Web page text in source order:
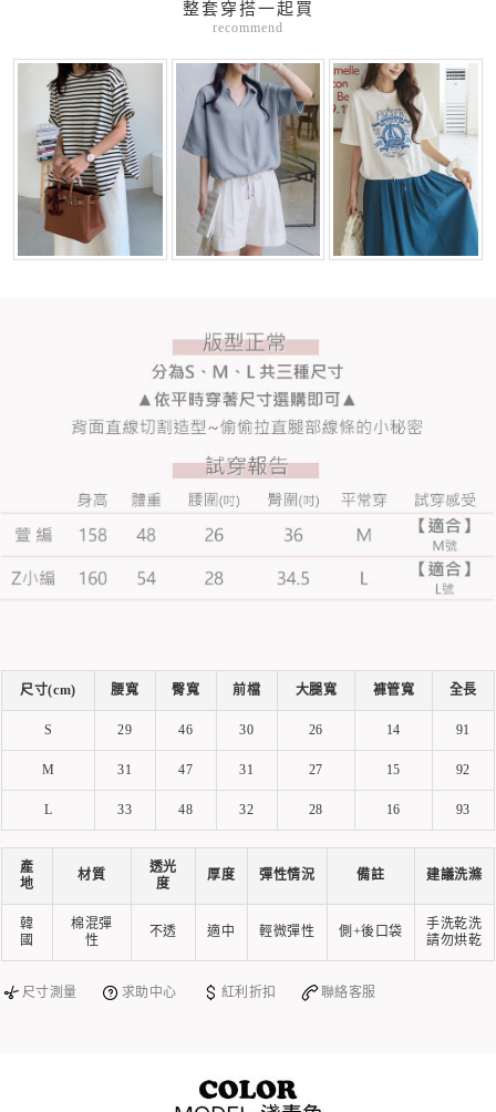
整套穿搭一起買
recommend
尺寸(cm) 腰寬 臀寬 前檔 大腿寬 褲管寬 全長
S 29 46 30 26 14 91
M 31 47 31 27 15 92
L 33 48 32 28 16 93
產
地
材質
透光
度
厚度 彈性情況 備註 建議洗滌
韓
國
棉混彈
性
不透 適中 輕微彈性 側+後口袋
手洗乾洗
請勿烘乾
尺寸測量 求助中心 紅利折扣 聯絡客服